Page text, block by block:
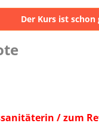
Der Kurs ist
/ zum